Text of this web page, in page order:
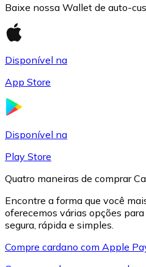
Baixe nossa Wallet de auto-
Disponível na
App Store
Disponível na
Play Store
Quatro maneiras de comprar
Encontre a forma que você
oferecemos várias opções
segura, rápida e simples.
Compre cardano com Apple